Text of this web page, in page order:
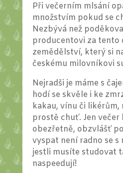
Při večerním mlsání
množstvím pokud se
Nezbývá než
producentovi za tento
zemědělství, který si
českému milovníkovi
Nejradši je máme s
hodí se skvěle i ke
kakau, vínu či likérům,
prostě chuť. Jen večer
obezřetně, obzvlášť
vyspat není radno se s
jestli musíte studovat
naspeedují!